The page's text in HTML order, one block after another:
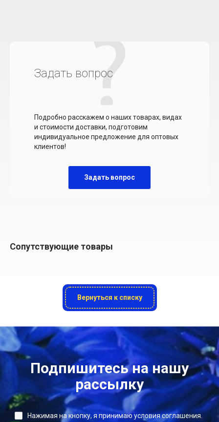
Задать вопрос
Подробно расскажем о наших товарах, видах
и стоимости доставки, подготовим
индивидуальное предложение для оптовых
клиентов!
Задать вопрос
Сопутствующие товары
Вернуться к списку
Подпишитесь на нашу
рассылку
Нажимая на кнопку, я принимаю условия соглашения.